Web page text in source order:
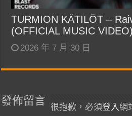
TURMION KÄTILÖT –
(OFFICIAL MUSIC VIDEO)
2026 年 7 月 30 日
發佈留言
很抱歉，必須登入網